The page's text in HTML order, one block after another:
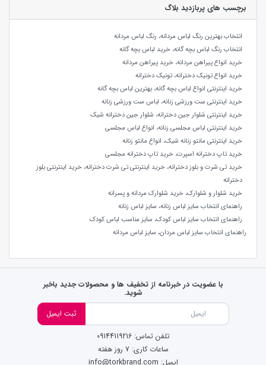
برچسب های پربازدید بلاگ
انتخاب بهترین رنگ لباس مردانه، رنگ لباس مردانه
انتخاب رنگ لباس بچه گانه، خرید لباس بچه گانه
خرید انواع پیراهن مردانه، خرید پیراهن مردانه
خرید انواع تونیک دخترانه، تونیک دخترانه
خرید اینترنتی انواع لباس بچه گانه، بهترین لباس بچه گانه
خرید اینترنتی ست ورزشی زنانه، لباس ست ورزشی زنانه
خرید اینترنتی شلوار جین دخترانه، شلوار جین دخترانه شیک
خرید اینترنتی لباس مجلسی زنانه، انواع لباس مجلسی
خرید اینترنتی مانتو زنانه شیک، انواع مانتو زنانه
خرید تاپ دخترانه اسپرت، خرید تاپ دخترانه مجلسی
خرید تی شرت و بلوز دخترانه، خرید اینترنتی تی شرت دخترانه، خرید اینترنتی بلوز
دخترانه
خرید شلوار و شلوارک، خرید شلوارک مردانه و پسرانه
راهنمای انتخاب سایز لباس زنانه، سایز لباس زنانه
راهنمای انتخاب سایز لباس کودک، سایز مناسب لباس کودک
راهنمای انتخاب سایز لباس مردان، سایز لباس مردانه
با عضویت در خبرنامه از تخفیف ها و محصولات جدید باخبر
شوید.
ثبت ایمیل
تلفن تماس: 09144119216
ساعات کاری: 7 روز هفته
ایمیل: info@torkbrand.com